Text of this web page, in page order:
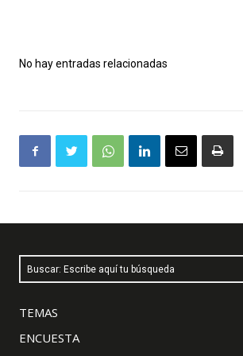
No hay entradas relacionadas
Buscar: Escribe aquí tu búsqueda
TEMAS
ENCUESTA